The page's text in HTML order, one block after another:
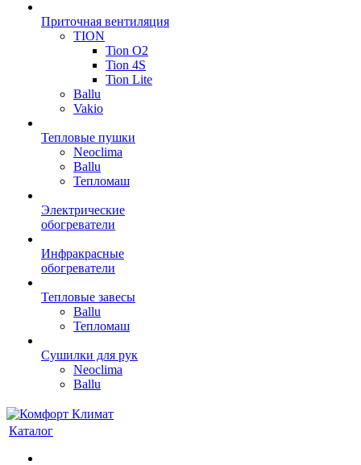
Приточная вентиляция
TION
Tion O2
Tion 4S
Tion Lite
Ballu
Vakio
Тепловые пушки
Neoclima
Ballu
Тепломаш
Электрические
обогреватели
Инфракрасные
обогреватели
Тепловые завесы
Ballu
Тепломаш
Сушилки для рук
Neoclima
Ballu
Каталог